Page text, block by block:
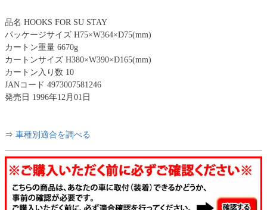
品名 HOOKS FOR SU STAY
パッケージサイズ H75×W364×D75(mm)
カートン重量 6670g
カートンサイズ H380×W390×D165(mm)
カートン入り数 10
JANコード 4973007581246
発売日 1996年12月01日
⇒ 車種別適合を調べる